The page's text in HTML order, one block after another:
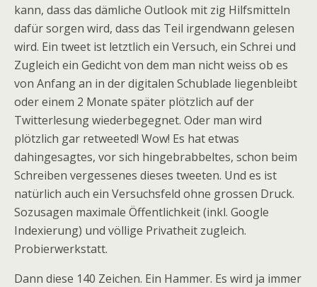
kann, dass das dämliche Outlook mit zig Hilfsmitteln
dafür sorgen wird, dass das Teil irgendwann gelesen
wird. Ein tweet ist letztlich ein Versuch, ein Schrei und
Zugleich ein Gedicht von dem man nicht weiss ob es
von Anfang an in der digitalen Schublade liegenbleibt
oder einem 2 Monate später plötzlich auf der
Twitterlesung wiederbegegnet. Oder man wird
plötzlich gar retweeted! Wow! Es hat etwas
dahingesagtes, vor sich hingebrabbeltes, schon beim
Schreiben vergessenes dieses tweeten. Und es ist
natürlich auch ein Versuchsfeld ohne grossen Druck.
Sozusagen maximale Öffentlichkeit (inkl. Google
Indexierung) und völlige Privatheit zugleich.
Probierwerkstatt.
Dann diese 140 Zeichen. Ein Hammer. Es wird ja immer